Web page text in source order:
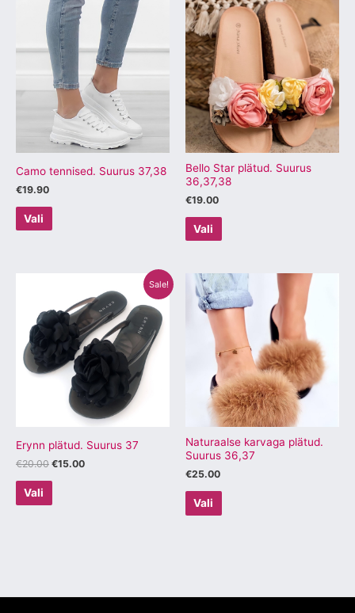
Camo tennised. Suurus 37,38
€19.90
Vali
Sellel
tootel
on
mitu
varianti.
Valikuid
saab
teha
tootelehel.
Bello Star plätud. Suurus
36,37,38
€19.00
Vali
Sellel
tootel
varianti.
Valikuid
saab
teha
tootelehel.
Sale!
Erynn plätud. Suurus 37
€20.00
€20.00.
€15.00
hind
on:
€15.00.
Vali
tootel
on
mitu
varianti.
Valikuid
saab
tootelehel.
Naturaalse karvaga plätud.
Suurus 36,37
€25.00
Vali
Sellel
tootel
on
mitu
varianti.
Valikuid
saab
teha
tootelehel.